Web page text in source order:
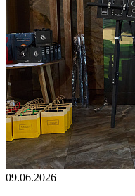
09.06.2026